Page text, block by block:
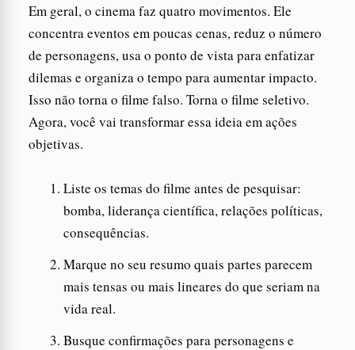
Em geral, o cinema faz quatro movimentos. Ele
concentra eventos em poucas cenas, reduz o número
de personagens, usa o ponto de vista para enfatizar
dilemas e organiza o tempo para aumentar impacto.
Isso não torna o filme falso. Torna o filme seletivo.
Agora, você vai transformar essa ideia em ações
objetivas.
Liste os temas do filme antes de pesquisar:
bomba, liderança científica, relações políticas,
consequências.
Marque no seu resumo quais partes parecem
mais tensas ou mais lineares do que seriam na
vida real.
Busque confirmações para personagens e